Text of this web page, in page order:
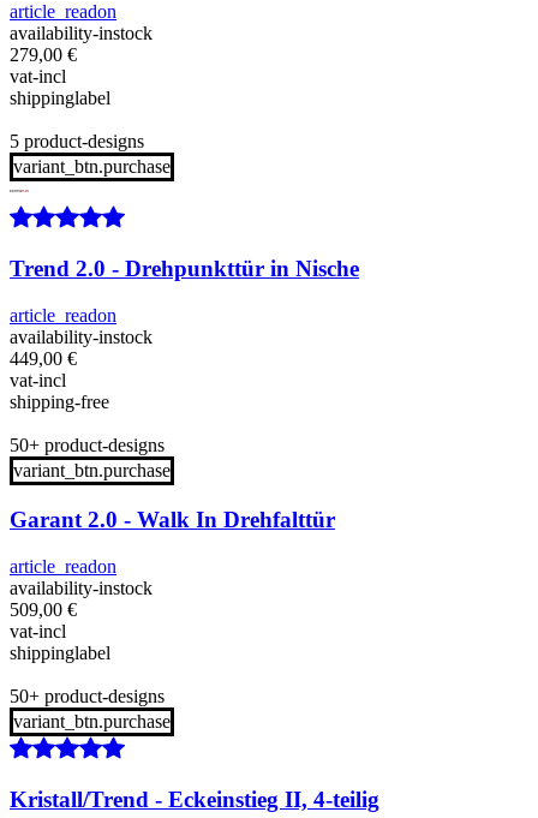
article_readon
availability-instock
279,00 €
vat-incl
shippinglabel
5 product-designs
variant_btn.purchase
Trend 2.0 - Drehpunkttür in Nische
article_readon
availability-instock
449,00 €
vat-incl
shipping-free
50+ product-designs
variant_btn.purchase
Garant 2.0 - Walk In Drehfalttür
article_readon
availability-instock
509,00 €
vat-incl
shippinglabel
50+ product-designs
variant_btn.purchase
Kristall/Trend - Eckeinstieg II, 4-teilig